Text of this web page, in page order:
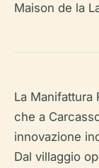
Maison de la
La Manifattura
che a
innovazione
Dal villaggio